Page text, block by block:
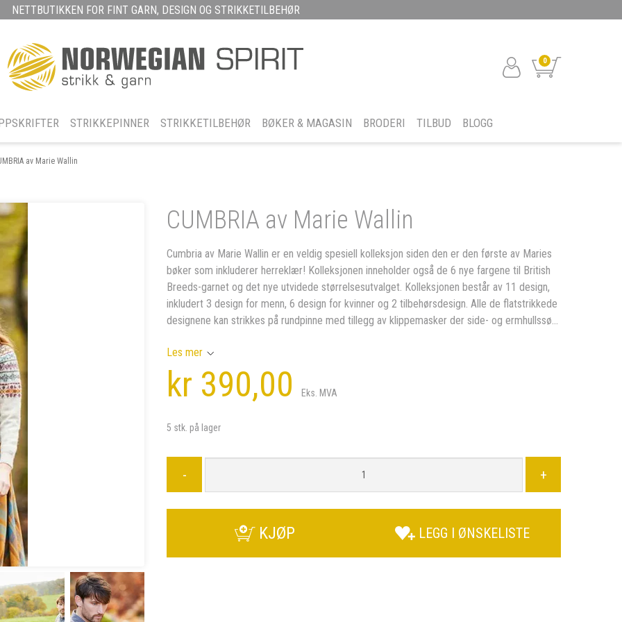
NETTBUTIKKEN FOR FINT GARN, DESIGN OG STRIKKETILBEHØR
0
STRIKKEPINNER STRIKKETILBEHØR BØKER & MAGASIN BRODERI TILBUD BLOGG
av Marie Wallin
CUMBRIA av Marie Wallin
Cumbria av Marie Wallin er en veldig spesiell kolleksjon siden den er den første av Maries
bøker som inkluderer herreklær! Kolleksjonen inneholder også de 6 nye fargene til British
Breeds-garnet og det nye utvidede størrelsesutvalget. Kolleksjonen består av 11 design,
inkludert 3 design for menn, 6 design for kvinner og 2 tilbehørsdesign. Alle de flatstrikkede
designene kan strikkes på rundpinne med tillegg av klippemasker der side- og ermhullssø...
Les mer
kr 390,00 Eks. MVA
5 stk. på lager
- +
KJØP LEGG I ØNSKELISTE